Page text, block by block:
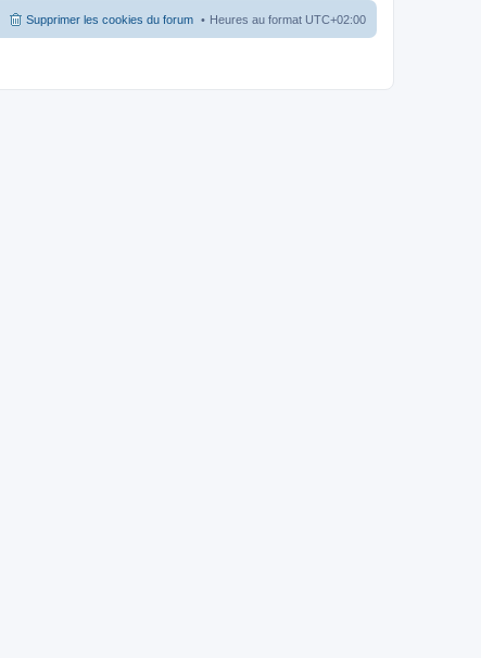
Heures au format UTC+02:00
Supprimer les cookies du forum